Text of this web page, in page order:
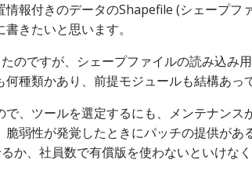
報付きのデータのShapefile (シェープフ
きたいと思います。
のですが、シェープファイルの読み込み
種類かあり、前提モジュールも結構あっ
、ツールを選定するにも、メンテナン
脆弱性が発覚したときにパッチの提供が
か、社員数で有償版を使わないといけな